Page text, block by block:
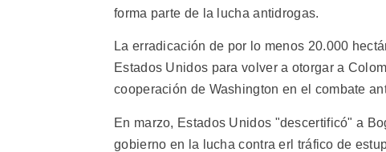
forma parte de la lucha antidrogas.
La erradicación de por lo menos 20.000
Estados Unidos para volver a otorgar a
cooperación de Washington en el combate
En marzo, Estados Unidos "descertificó" a
gobierno en la lucha contra erl tráfico de